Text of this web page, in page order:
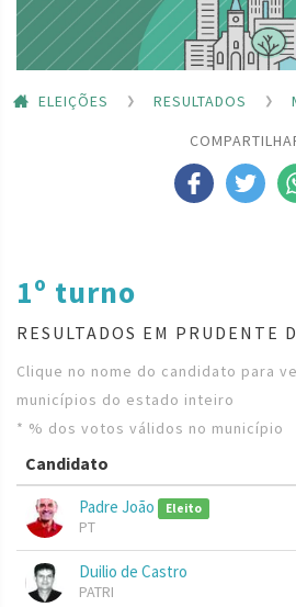
ELEIÇÕES RESULTADOS
1º turno
RESULTADOS EM PRUDENTE
Clique no nome do candidato para
municípios do estado inteiro
* % dos votos válidos no município
Candidato
Padre João Eleito
PT
Duilio de Castro
PATRI